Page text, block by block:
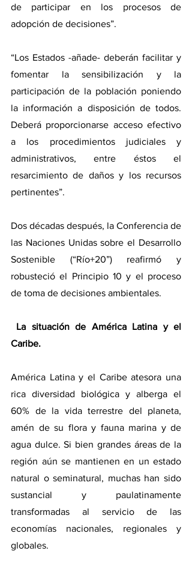
de participar en los procesos de
adopción de decisiones”.
“Los Estados -añade- deberán facilitar y
fomentar la sensibilización y la
participación de la población poniendo
la información a disposición de todos.
Deberá proporcionarse acceso efectivo
a los procedimientos judiciales y
administrativos, entre éstos el
resarcimiento de daños y los recursos
pertinentes”.
Dos décadas después, la Conferencia de
las Naciones Unidas sobre el Desarrollo
Sostenible (“Río+20”) reafirmó y
robusteció el Principio 10 y el proceso
de toma de decisiones ambientales.
La situación de América Latina y el
Caribe.
América Latina y el Caribe atesora una
rica diversidad biológica y alberga el
60% de la vida terrestre del planeta,
amén de su flora y fauna marina y de
agua dulce. Si bien grandes áreas de la
región aún se mantienen en un estado
natural o seminatural, muchas han sido
sustancial y paulatinamente
transformadas al servicio de las
economías nacionales, regionales y
globales.